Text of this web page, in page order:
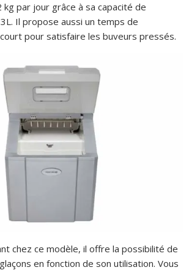
kg par jour grâce à sa capacité de
Il propose aussi un temps de
pour satisfaire les buveurs pressés.
chez ce modèle, il offre la possibilité de
en fonction de son utilisation. Vous